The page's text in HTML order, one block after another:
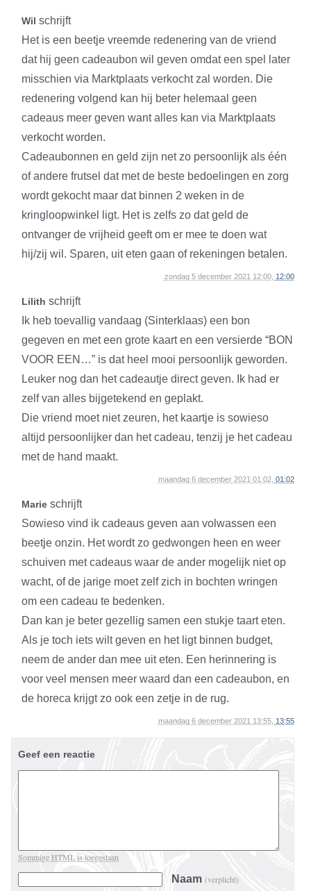
Wil schrijft
Het is een beetje vreemde redenering van de vriend
dat hij geen cadeaubon wil geven omdat een spel later
misschien via Marktplaats verkocht zal worden. Die
redenering volgend kan hij beter helemaal geen
cadeaus meer geven want alles kan via Marktplaats
verkocht worden.
Cadeaubonnen en geld zijn net zo persoonlijk als één
of andere frutsel dat met de beste bedoelingen en zorg
wordt gekocht maar dat binnen 2 weken in de
kringloopwinkel ligt. Het is zelfs zo dat geld de
ontvanger de vrijheid geeft om er mee te doen wat
hij/zij wil. Sparen, uit eten gaan of rekeningen betalen.
zondag 5 december 2021 12:00, 12:00
Lilith schrijft
Ik heb toevallig vandaag (Sinterklaas) een bon
gegeven en met een grote kaart en een versierde “BON
VOOR EEN…” is dat heel mooi persoonlijk geworden.
Leuker nog dan het cadeautje direct geven. Ik had er
zelf van alles bijgetekend en geplakt.
Die vriend moet niet zeuren, het kaartje is sowieso
altijd persoonlijker dan het cadeau, tenzij je het cadeau
met de hand maakt.
maandag 6 december 2021 01:02, 01:02
Marie schrijft
Sowieso vind ik cadeaus geven aan volwassen een
beetje onzin. Het wordt zo gedwongen heen en weer
schuiven met cadeaus waar de ander mogelijk niet op
wacht, of de jarige moet zelf zich in bochten wringen
om een cadeau te bedenken.
Dan kan je beter gezellig samen een stukje taart eten.
Als je toch iets wilt geven en het ligt binnen budget,
neem de ander dan mee uit eten. Een herinnering is
voor veel mensen meer waard dan een cadeaubon, en
de horeca krijgt zo ook een zetje in de rug.
maandag 6 december 2021 13:55, 13:55
Geef een reactie
Sommige HTML is toegestaan
Naam (verplicht)